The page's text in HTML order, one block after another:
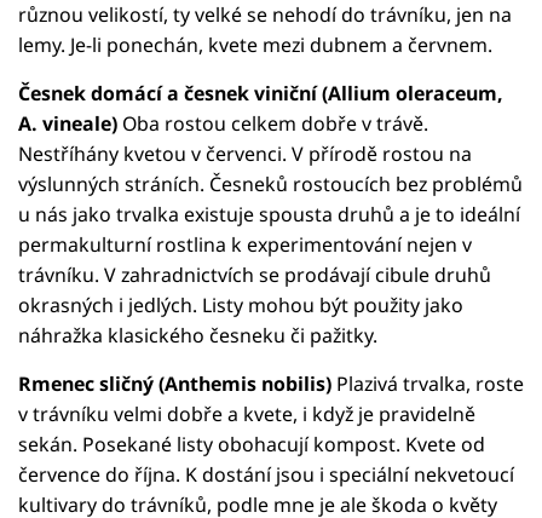
různou velikostí, ty velké se nehodí do trávníku, jen na
lemy. Je-li ponechán, kvete mezi dubnem a červnem.
Česnek domácí a česnek viniční (Allium oleraceum,
A. vineale) Oba rostou celkem dobře v trávě.
Nestříhány kvetou v červenci. V přírodě rostou na
výslunných stráních. Česneků rostoucích bez problémů
u nás jako trvalka existuje spousta druhů a je to ideální
permakulturní rostlina k experimentování nejen v
trávníku. V zahradnictvích se prodávají cibule druhů
okrasných i jedlých. Listy mohou být použity jako
náhražka klasického česneku či pažitky.
Rmenec sličný (Anthemis nobilis) Plazivá trvalka, roste
v trávníku velmi dobře a kvete, i když je pravidelně
sekán. Posekané listy obohacují kompost. Kvete od
července do října. K dostání jsou i speciální nekvetoucí
kultivary do trávníků, podle mne je ale škoda o květy